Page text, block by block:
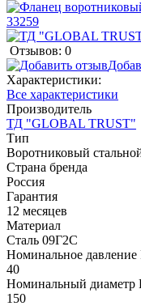
Отзывов: 0
Характеристики:
Все характеристики
Производитель
ТД "GLOBAL TRUST"
Тип
Воротниковый
Страна бренда
Россия
Гарантия
12 месяцев
Материал
Сталь 09Г2С
Номинальное давление
40
Номинальный диаметр
150